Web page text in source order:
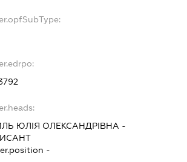
ЮЛІЯ ОЛЕКСАНДРІВНА -
-